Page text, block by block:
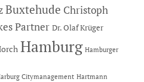
Buxtehude Christoph
Partner Dr. Olaf Krüger
Hamburg Hamburger
Citymanagement Hartmann